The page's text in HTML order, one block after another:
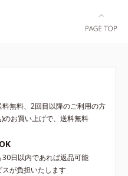
無料、2回目以降のご利用の方
のお買い上げで、送料無料
日以内であれば返品可能
が負担いたします